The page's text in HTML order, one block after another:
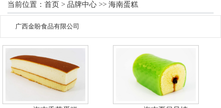
当前位置： 首页 > 品牌中心 >> 海南蛋糕
广西金盼食品有限公司